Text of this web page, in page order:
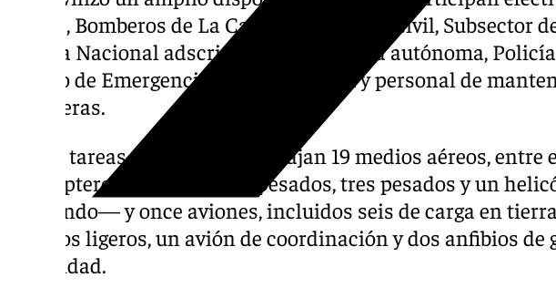
Infoca, Bomberos de La Carolina, Guardia Civil, Subsector
Policía Nacional adscrita a la comunidad autónoma,
Centro de Emergencias Sanitarias 061 y personal de
carreteras.
En las tareas de extinción trabajan 19 medios aéreos, entre
helicópteros —cuatro semipesados, tres pesados y un
de mando— y once aviones, incluidos seis de carga en
anfibios ligeros, un avión de coordinación y dos anfibios de
capacidad.